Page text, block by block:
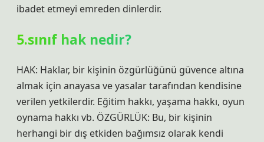
ibadet etmeyi emreden dinlerdir.
5.sınıf hak nedir?
HAK: Haklar, bir kişinin özgürlüğünü güvence altına
almak için anayasa ve yasalar tarafından kendisine
verilen yetkilerdir. Eğitim hakkı, yaşama hakkı, oyun
oynama hakkı vb. ÖZGÜRLÜK: Bu, bir kişinin
herhangi bir dış etkiden bağımsız olarak kendi